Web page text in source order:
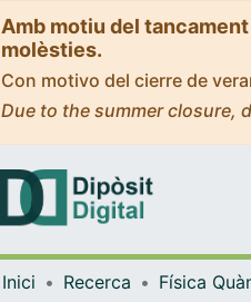
Amb motiu del
molèsties.
Con motivo del cierre de
Due to the summer closure,
Inici Recerca